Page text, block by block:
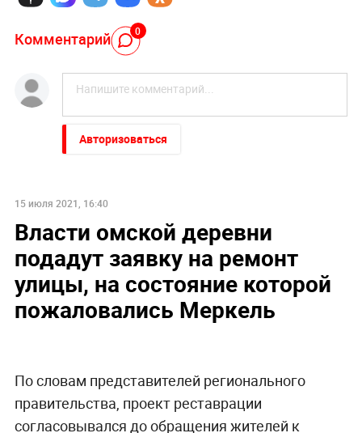
Комментарий 0
Авторизоваться
15 июля 2021, 16:40
Власти омской деревни
подадут заявку на ремонт
улицы, на состояние которой
пожаловались Меркель
По словам представителей регионального
правительства, проект реставрации
согласовывался до обращения жителей к